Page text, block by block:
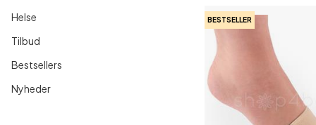
Helse
Tilbud
Bestsellers
Nyheder
BESTSELLER